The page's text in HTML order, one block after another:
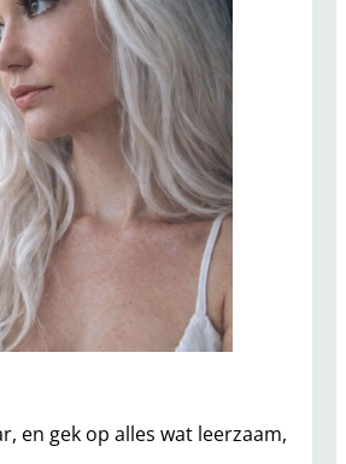
en gek op alles wat leerzaam,